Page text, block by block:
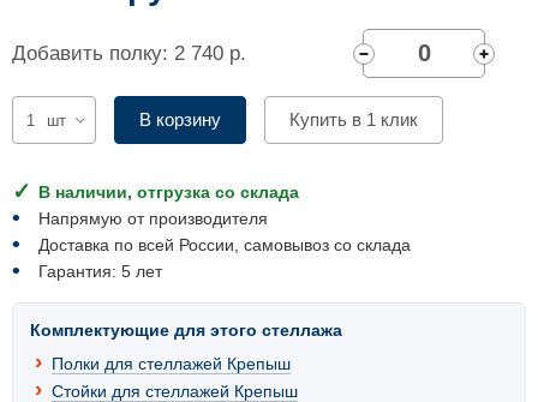
Добавить полку: 2 740 р.
шт В корзину Купить в 1 клик
В наличии, отгрузка со склада
Напрямую от производителя
Доставка по всей России, самовывоз со склада
Гарантия: 5 лет
Комплектующие для этого стеллажа
Полки для стеллажей Крепыш
Стойки для стеллажей Крепыш